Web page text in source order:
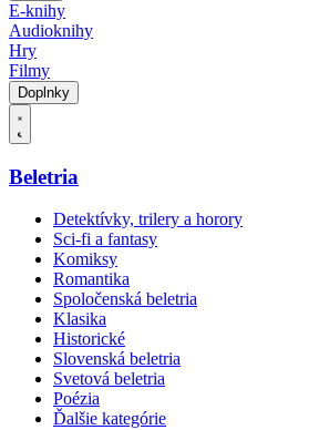
E-knihy
Audioknihy
Hry
Filmy
Doplnky
Beletria
Detektívky, trilery a horory
Sci-fi a fantasy
Komiksy
Romantika
Spoločenská beletria
Klasika
Historické
Slovenská beletria
Svetová beletria
Poézia
Ďalšie kategórie